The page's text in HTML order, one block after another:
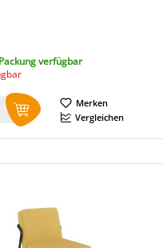
verfügbar
Merken
Vergleichen